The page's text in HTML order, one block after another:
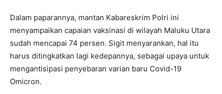
Dalam paparannya, mantan Kabareskrim Polri ini
menyampaikan capaian vaksinasi di wilayah Maluku Utara
sudah mencapai 74 persen. Sigit menyarankan, hal itu
harus ditingkatkan lagi kedepannya, sebagai upaya untuk
mengantisipasi penyebaran varian baru Covid-19
Omicron.